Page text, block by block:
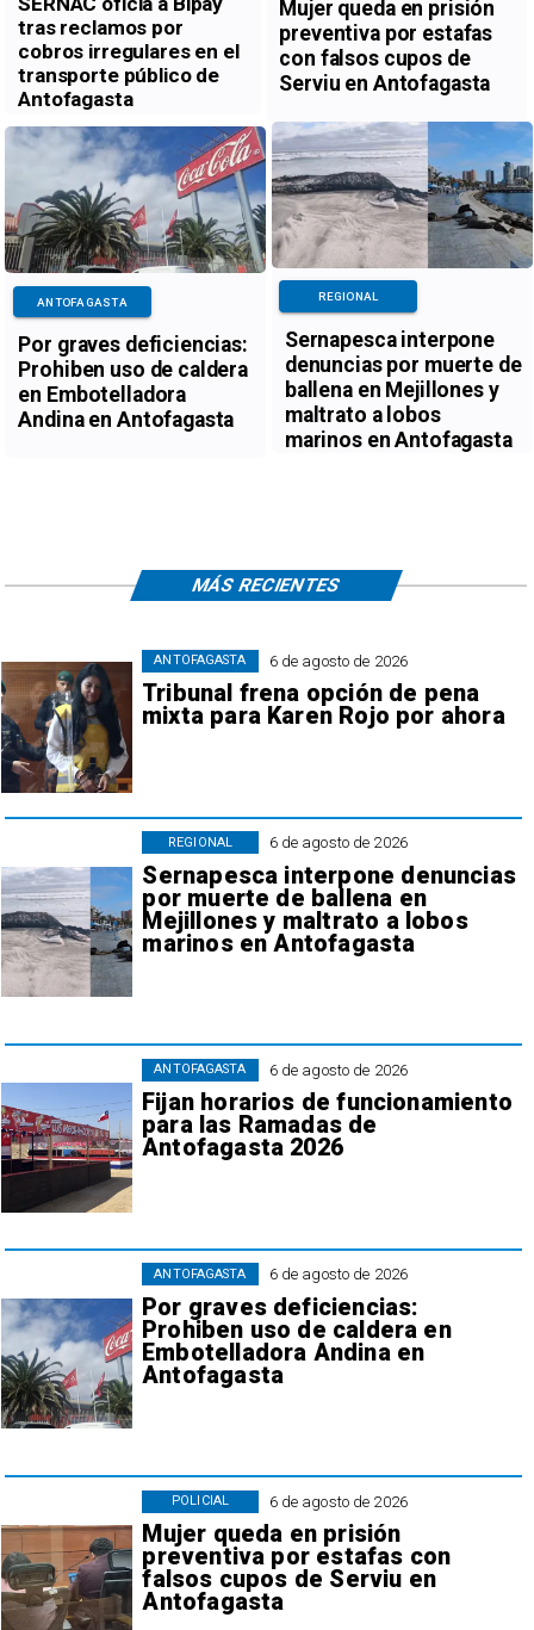
tras reclamos por
cobros irregulares en el
transporte público de
Antofagasta
Mujer queda en prisión
preventiva por estafas
con falsos cupos de
Serviu en Antofagasta
Por graves deficiencias:
Prohiben uso de caldera
en Embotelladora
Andina en Antofagasta
ANTOFAGASTA
Sernapesca interpone
denuncias por muerte de
ballena en Mejillones y
maltrato a lobos
marinos en Antofagasta
REGIONAL
6 de agosto de 2026
Tribunal frena opción de pena
mixta para Karen Rojo por ahora
ANTOFAGASTA
6 de agosto de 2026
Sernapesca interpone denuncias
por muerte de ballena en
Mejillones y maltrato a lobos
marinos en Antofagasta
REGIONAL
6 de agosto de 2026
Fijan horarios de funcionamiento
para las Ramadas de
Antofagasta 2026
ANTOFAGASTA
6 de agosto de 2026
Por graves deficiencias:
Prohiben uso de caldera en
Embotelladora Andina en
Antofagasta
ANTOFAGASTA
6 de agosto de 2026
Mujer queda en prisión
preventiva por estafas con
falsos cupos de Serviu en
Antofagasta
POLICIAL
MÁS RECIENTES